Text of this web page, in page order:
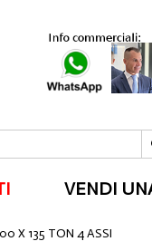
VENDI
X 135 TON 4 ASSI